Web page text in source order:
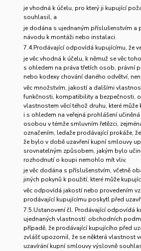
je vhodná k účelu, pro který ji kupující
souhlasil, a
je dodána s ujednaným příslušenstvím a
návodu k montáži nebo instalaci.
7.4.Prodávající odpovídá kupujícímu, že
je věc vhodná k účelu, k němuž se věc
s ohledem na práva třetích osob, právní
nebo kodexy chování daného odvětví,
věc množstvím, jakostí a dalšími
funkčnosti, kompatibility a bezpečnosti,
vlastnostem věcí téhož druhu, které může
i s ohledem na veřejná prohlášení
osobou v témže smluvním řetězci,
označením, ledaže prodávající prokáže,
že bylo v době uzavření kupní smlouvy
srovnatelným způsobem, jakým bylo
rozhodnutí o koupi nemohlo mít vliv,
je věc dodána s příslušenstvím, včetně
jiných pokynů k použití, které může
věc odpovídá jakostí nebo provedením
prodávající kupujícímu poskytl před
7.5.Ustanovení čl. Prodávající odpovídá
ujednaných vlastností: obchodních
případě, že prodávající kupujícího před
zvlášť upozornil, že se některá vlastnost
uzavírání kupní smlouvy výslovně